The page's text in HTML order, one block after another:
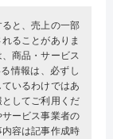
と、売上の一部
ることがありま
商品・サービス
情報は、必ずし
いるわけではあ
してご利用くだ
ービス事業者の
容は記事作成時